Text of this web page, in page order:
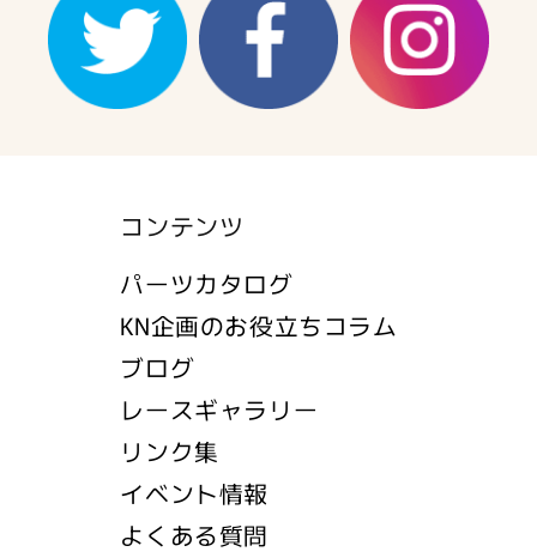
コンテンツ
パーツカタログ
KN企画のお役立ちコラム
ブログ
レースギャラリー
リンク集
イベント情報
よくある質問